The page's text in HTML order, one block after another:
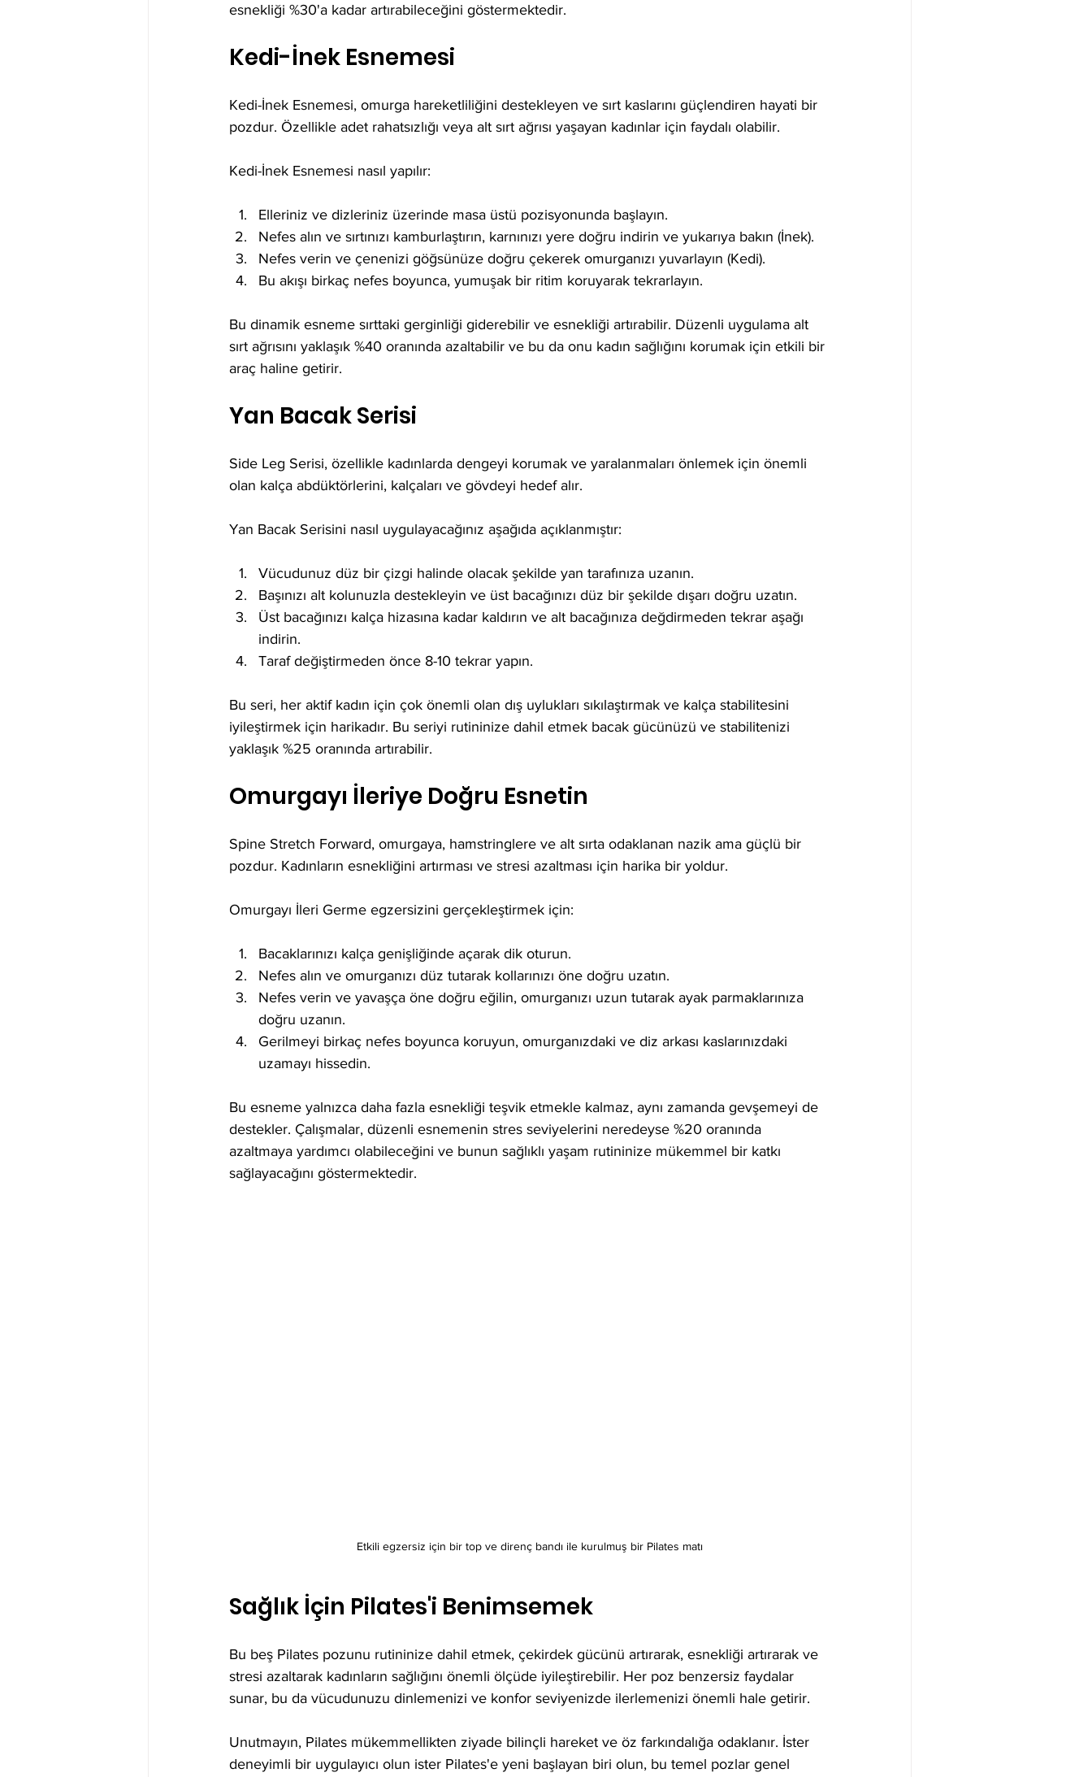
esnekliği %30'a kadar artırabileceğini göstermektedir.
Kedi-İnek Esnemesi
Kedi-İnek Esnemesi, omurga hareketliliğini destekleyen ve sırt kaslarını güçlendiren hayati bir
pozdur. Özellikle adet rahatsızlığı veya alt sırt ağrısı yaşayan kadınlar için faydalı olabilir.
Kedi-İnek Esnemesi nasıl yapılır:
Elleriniz ve dizleriniz üzerinde masa üstü pozisyonunda başlayın.
Nefes alın ve sırtınızı kamburlaştırın, karnınızı yere doğru indirin ve yukarıya bakın (İnek).
Nefes verin ve çenenizi göğsünüze doğru çekerek omurganızı yuvarlayın (Kedi).
Bu akışı birkaç nefes boyunca, yumuşak bir ritim koruyarak tekrarlayın.
Bu dinamik esneme sırttaki gerginliği giderebilir ve esnekliği artırabilir. Düzenli uygulama alt
sırt ağrısını yaklaşık %40 oranında azaltabilir ve bu da onu kadın sağlığını korumak için etkili bir
araç haline getirir.
Yan Bacak Serisi
Side Leg Serisi, özellikle kadınlarda dengeyi korumak ve yaralanmaları önlemek için önemli
olan kalça abdüktörlerini, kalçaları ve gövdeyi hedef alır.
Yan Bacak Serisini nasıl uygulayacağınız aşağıda açıklanmıştır:
Vücudunuz düz bir çizgi halinde olacak şekilde yan tarafınıza uzanın.
Başınızı alt kolunuzla destekleyin ve üst bacağınızı düz bir şekilde dışarı doğru uzatın.
Üst bacağınızı kalça hizasına kadar kaldırın ve alt bacağınıza değdirmeden tekrar aşağı
indirin.
Taraf değiştirmeden önce 8-10 tekrar yapın.
Bu seri, her aktif kadın için çok önemli olan dış uylukları sıkılaştırmak ve kalça stabilitesini
iyileştirmek için harikadır. Bu seriyi rutininize dahil etmek bacak gücünüzü ve stabilitenizi
yaklaşık %25 oranında artırabilir.
Omurgayı İleriye Doğru Esnetin
Spine Stretch Forward, omurgaya, hamstringlere ve alt sırta odaklanan nazik ama güçlü bir
pozdur. Kadınların esnekliğini artırması ve stresi azaltması için harika bir yoldur.
Omurgayı İleri Germe egzersizini gerçekleştirmek için:
Bacaklarınızı kalça genişliğinde açarak dik oturun.
Nefes alın ve omurganızı düz tutarak kollarınızı öne doğru uzatın.
Nefes verin ve yavaşça öne doğru eğilin, omurganızı uzun tutarak ayak parmaklarınıza
doğru uzanın.
Gerilmeyi birkaç nefes boyunca koruyun, omurganızdaki ve diz arkası kaslarınızdaki
uzamayı hissedin.
Bu esneme yalnızca daha fazla esnekliği teşvik etmekle kalmaz, aynı zamanda gevşemeyi de
destekler. Çalışmalar, düzenli esnemenin stres seviyelerini neredeyse %20 oranında
azaltmaya yardımcı olabileceğini ve bunun sağlıklı yaşam rutininize mükemmel bir katkı
sağlayacağını göstermektedir.
Etkili egzersiz için bir top ve direnç bandı ile kurulmuş bir Pilates matı
Sağlık İçin Pilates'i Benimsemek
Bu beş Pilates pozunu rutininize dahil etmek, çekirdek gücünü artırarak, esnekliği artırarak ve
stresi azaltarak kadınların sağlığını önemli ölçüde iyileştirebilir. Her poz benzersiz faydalar
sunar, bu da vücudunuzu dinlemenizi ve konfor seviyenizde ilerlemenizi önemli hale getirir.
Unutmayın, Pilates mükemmellikten ziyade bilinçli hareket ve öz farkındalığa odaklanır. İster
deneyimli bir uygulayıcı olun ister Pilates'e yeni başlayan biri olun, bu temel pozlar genel